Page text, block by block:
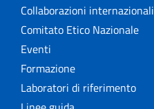
Collaborazioni internazionali
Comitato Etico Nazionale
Eventi
Formazione
Laboratori di riferimento